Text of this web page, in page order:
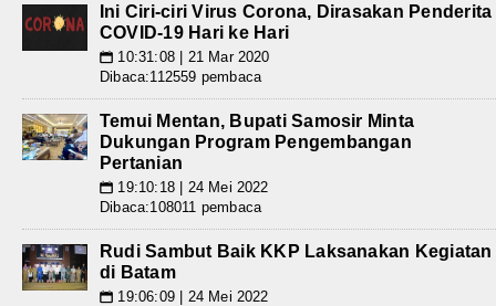
Ini Ciri-ciri Virus Corona, Dirasakan Penderita
COVID-19 Hari ke Hari
📅 10:31:08 | 21 Mar 2020
Dibaca:112559 pembaca
Temui Mentan, Bupati Samosir Minta
Dukungan Program Pengembangan
Pertanian
📅 19:10:18 | 24 Mei 2022
Dibaca:108011 pembaca
Rudi Sambut Baik KKP Laksanakan Kegiatan
di Batam
📅 19:06:09 | 24 Mei 2022